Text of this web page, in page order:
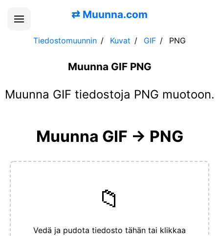
⇄ Muunna.com
Tiedostomuunnin Kuvat GIF PNG
Muunna GIF PNG
Muunna GIF tiedostoja PNG muotoon.
Muunna GIF → PNG
📁
Vedä ja pudota tiedosto tähän tai klikkaa